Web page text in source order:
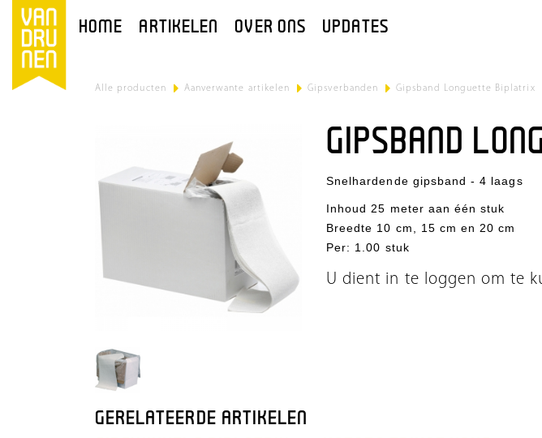
HOME ARTIKELEN OVER ONS UPDATES
Alle producten > Aanverwante artikelen > Gipsverbanden > Gipsband Longuette Biplatrix
GIPSBAND
Snelhardende gipsband - 4 laags
Inhoud 25 meter aan één stuk
Breedte 10 cm, 15 cm en 20 cm
Per: 1.00 stuk
U dient in te loggen om te
GERELATEERDE ARTIKELEN